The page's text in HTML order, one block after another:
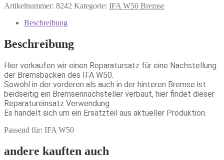
Artikelnummer: 8242 Kategorie: IFA W50 Bremse
Beschreibung
Beschreibung
Hier verkaufen wir einen Reparatursatz für eine Nachstellung
der Bremsbacken des IFA W50.
Sowohl in der vorderen als auch in der hinteren Bremse ist
beidseitig ein Bremsennachsteller verbaut, hier findet dieser
Reparatureinsatz Verwendung.
Es handelt sich um ein Ersatzteil aus aktueller Produktion.
Passend für: IFA W50
andere kauften auch